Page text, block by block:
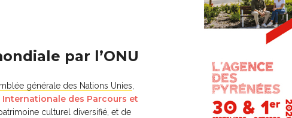
par l’ONU
générale des Nations Unies
Internationale des Parcours et
patrimoine culturel diversifié, et de